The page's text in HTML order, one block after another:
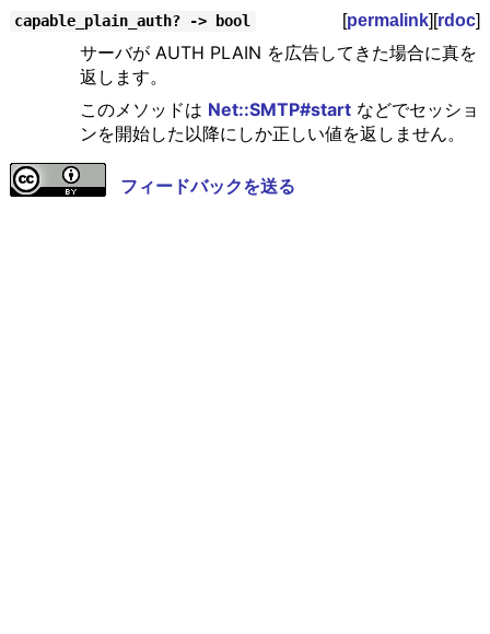
capable_plain_auth? -> bool [permalink][rdoc]
サーバが AUTH PLAIN を広告してきた場合に真を
返します。
このメソッドは Net::SMTP#startなどでセッショ
ンを開始した以降にしか正しい値を返しません。
フィードバックを送る